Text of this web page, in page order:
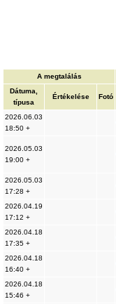
A megtalálás
Dátuma,
típusa
Értékelése Fotó
2026.06.03
18:50 +
2026.05.03
19:00 +
2026.05.03
17:28 +
2026.04.19
17:12 +
2026.04.18
17:35 +
2026.04.18
16:40 +
2026.04.18
15:46 +